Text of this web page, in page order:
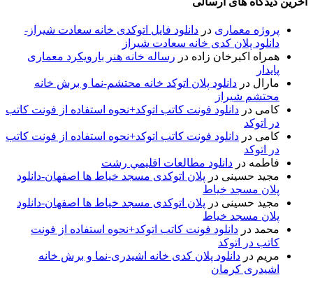
پروژه معماری در دانلود فایل اتوکدی خانه سعادت شیراز-
دانلود پلان کدی خانه سعادت شیراز
همراه اکبرخان زاده در رساله خانه هنر بارویکرد معماری
پایدار
مارال در دانلود پلان اتوکد خانه محتشم-نما و برش خانه
محتشم شیراز
کامی در دانلود فونت کاتب اتوکد+نحوه استفاده از فونت کاتب
در اتوکد
کامی در دانلود فونت کاتب اتوکد+نحوه استفاده از فونت کاتب
در اتوکد
فاطمه در دانلود مطالعات اقليمي رشت
مجید حسینی در پلان اتوکدی مسجد خیاط ها اصفهان-دانلود
پلان مسجد خیاط
مجید حسینی در پلان اتوکدی مسجد خیاط ها اصفهان-دانلود
پلان مسجد خیاط
محمد در دانلود فونت کاتب اتوکد+نحوه استفاده از فونت
کاتب در اتوکد
مریم در دانلود پلان کدی خانه اشیدری-نما و برش خانه
اشیدری کرمان